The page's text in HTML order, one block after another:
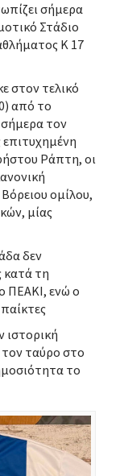
σήμερα
Στάδιο
Κ 17
στον τελικό
από το
σήμερα τον
επιτυχημένη
Ράπτη, οι
ομίλου,
μίας
δεν
κατά τη
ΠΕΑΚΙ, ενώ ο
ιστορική
ταύρο στο
το